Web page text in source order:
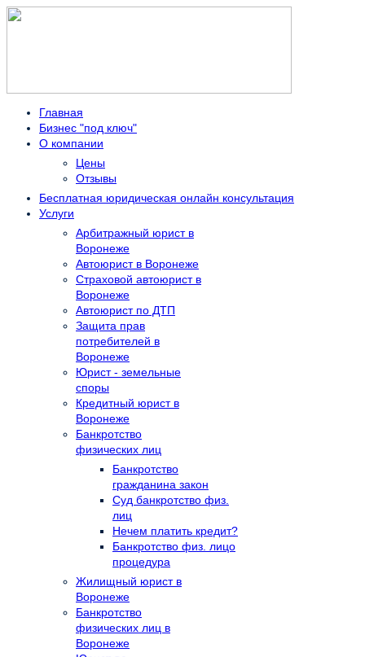
Главная
Бизнес "под ключ"
О компании
Цены
Отзывы
Бесплатная юридическая онлайн консультация
Услуги
Арбитражный юрист в
Воронеже
Автоюрист в Воронеже
Страховой автоюрист в
Воронеже
Автоюрист по ДТП
Защита прав
потребителей в
Воронеже
Юрист - земельные
споры
Кредитный юрист в
Воронеже
Банкротство
физических лиц
Банкротство
гражданина закон
Суд банкротство физ.
лиц
Нечем платить кредит?
Банкротство физ. лицо
процедура
Жилищный юрист в
Воронеже
Банкротство
физических лиц в
Воронеже